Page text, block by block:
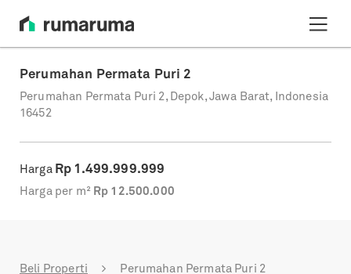
Perumahan Permata Puri 2
Perumahan Permata Puri 2, Depok, Jawa Barat, Indonesia
16452
Harga Rp 1.499.999.999
Harga per m² Rp 12.500.000
Beli Properti Perumahan Permata Puri 2